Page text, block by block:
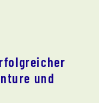
und